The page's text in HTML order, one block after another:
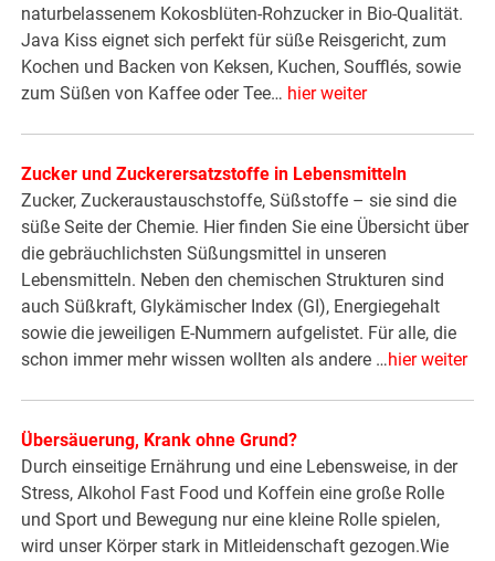
naturbelassenem Kokosblüten-Rohzucker in Bio-Qualität.
Java Kiss eignet sich perfekt für süße Reisgericht, zum
Kochen und Backen von Keksen, Kuchen, Soufflés, sowie
zum Süßen von Kaffee oder Tee… hier weiter
Zucker und Zuckerersatzstoffe in Lebensmitteln
Zucker, Zuckeraustauschstoffe, Süßstoffe – sie sind die
süße Seite der Chemie. Hier finden Sie eine Übersicht über
die gebräuchlichsten Süßungsmittel in unseren
Lebensmitteln. Neben den chemischen Strukturen sind
auch Süßkraft, Glykämischer Index (GI), Energiegehalt
sowie die jeweiligen E-Nummern aufgelistet. Für alle, die
schon immer mehr wissen wollten als andere …hier weiter
Übersäuerung, Krank ohne Grund?
Durch einseitige Ernährung und eine Lebensweise, in der
Stress, Alkohol Fast Food und Koffein eine große Rolle
und Sport und Bewegung nur eine kleine Rolle spielen,
wird unser Körper stark in Mitleidenschaft gezogen.Wie